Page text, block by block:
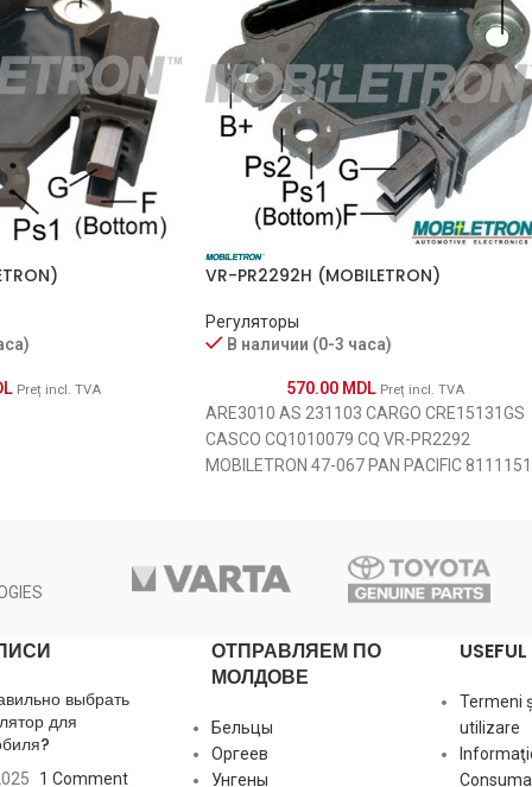
Preț incl. TVA
VR-PR2292H (MOBILETRON)
Регуляторы
В наличии (0-3 часа)
570.00 MDL Preț incl. TVA
ARE3010 AS 231103 CARGO CRE15131GS
CASCO CQ1010079 CQ VR-PR2292
MOBILETRON 47-067 PAN PACIFIC
выбрать
для
1 Comment
ОТПРАВЛЯЕМ ПО
МОЛДОВЕ
Бельцы
Оргеев
Унгены
Termeni
utilizare